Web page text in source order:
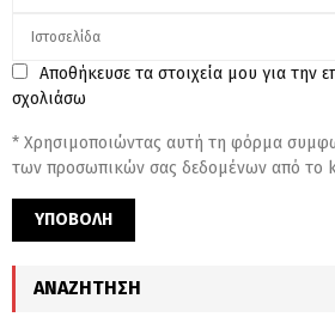
Αποθήκευσε τα στοιχεία μου για την
σχολιάσω
* Χρησιμοποιώντας αυτή τη φόρμα
των προσωπικών σας δεδομένων από το
ΑΝΑΖΉΤΗΣΗ